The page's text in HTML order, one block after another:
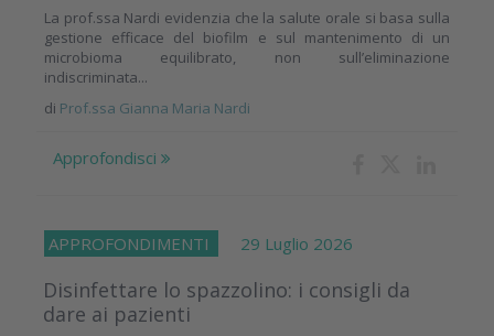
La prof.ssa Nardi evidenzia che la salute orale si basa sulla
gestione efficace del biofilm e sul mantenimento di un
microbioma equilibrato, non sull’eliminazione
indiscriminata...
di Prof.ssa Gianna Maria Nardi
Approfondisci
APPROFONDIMENTI 29 Luglio 2026
Disinfettare lo spazzolino: i consigli da
dare ai pazienti